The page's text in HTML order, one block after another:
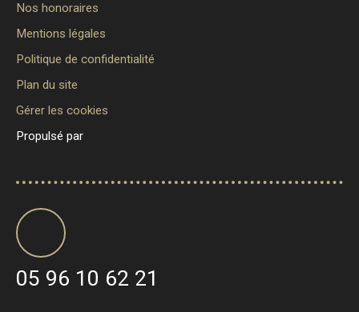
Nos honoraires
Mentions légales
Politique de confidentialité
Plan du site
Gérer les cookies
Propulsé par
05 96 10 62 21